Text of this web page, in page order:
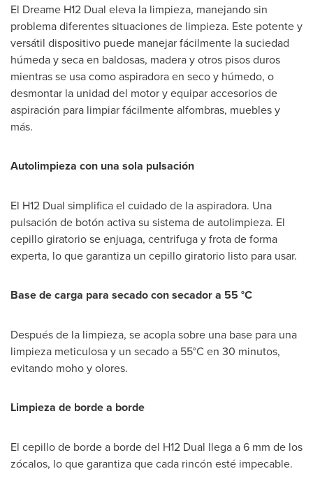
El Dreame H12 Dual eleva la limpieza, manejando sin
problema diferentes situaciones de limpieza. Este potente y
versátil dispositivo puede manejar fácilmente la suciedad
húmeda y seca en baldosas, madera y otros pisos duros
mientras se usa como aspiradora en seco y húmedo, o
desmontar la unidad del motor y equipar accesorios de
aspiración para limpiar fácilmente alfombras, muebles y
más.
Autolimpieza con una sola pulsación
El H12 Dual simplifica el cuidado de la aspiradora. Una
pulsación de botón activa su sistema de autolimpieza. El
cepillo giratorio se enjuaga, centrifuga y frota de forma
experta, lo que garantiza un cepillo giratorio listo para usar.
Base de carga para secado con secador a 55 °C
Después de la limpieza, se acopla sobre una base para una
limpieza meticulosa y un secado a 55°C en 30 minutos,
evitando moho y olores.
Limpieza de borde a borde
El cepillo de borde a borde del H12 Dual llega a 6 mm de los
zócalos, lo que garantiza que cada rincón esté impecable.